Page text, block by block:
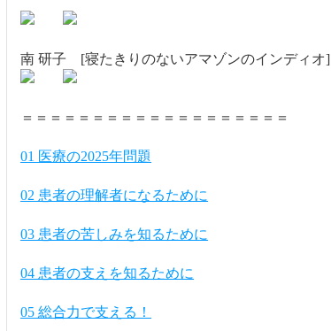
南 研子 [寝たきりのないアマゾンのインディオ]
＝＝＝＝＝＝＝＝＝＝＝＝＝＝＝＝＝＝＝
01 医療の2025年問題
02 患者の理解者になるために
03 患者の苦しみを知るために
04 患者の支えを知るために
05 総合力で支える！